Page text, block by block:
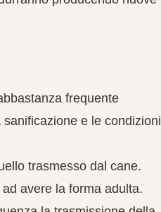
frequente
e le condizioni
trasmesso dal cane.
avere la forma adulta.